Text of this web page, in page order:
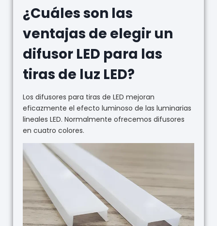
¿Cuáles son las
ventajas de elegir un
difusor LED para las
tiras de luz LED?
Los difusores para tiras de LED mejoran
eficazmente el efecto luminoso de las luminarias
lineales LED. Normalmente ofrecemos difusores
en cuatro colores.